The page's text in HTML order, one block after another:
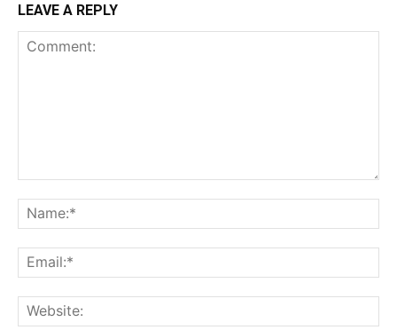
LEAVE A REPLY